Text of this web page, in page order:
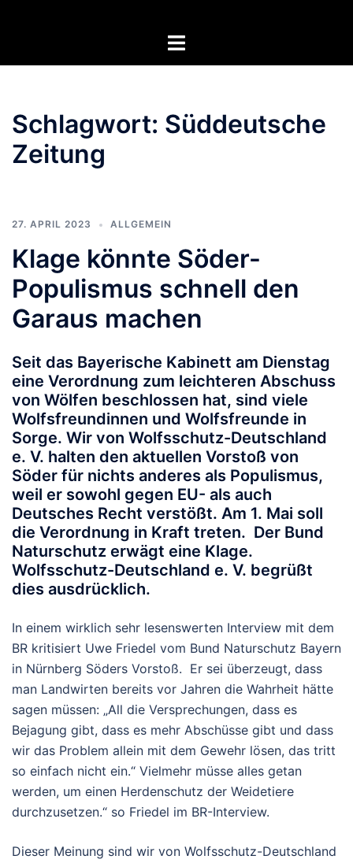
Menü
Schlagwort: Süddeutsche
Zeitung
27. APRIL 2023 ALLGEMEIN
Klage könnte Söder-
Populismus schnell den
Garaus machen
Seit das Bayerische Kabinett am Dienstag
eine Verordnung zum leichteren Abschuss
von Wölfen beschlossen hat, sind viele
Wolfsfreundinnen und Wolfsfreunde in
Sorge. Wir von Wolfsschutz-Deutschland
e. V. halten den aktuellen Vorstoß von
Söder für nichts anderes als Populismus,
weil er sowohl gegen EU- als auch
Deutsches Recht verstößt. Am 1. Mai soll
die Verordnung in Kraft treten. Der Bund
Naturschutz erwägt eine Klage.
Wolfsschutz-Deutschland e. V. begrüßt
dies ausdrücklich.
In einem wirklich sehr lesenswerten Interview mit dem
BR kritisiert Uwe Friedel vom Bund Naturschutz Bayern
in Nürnberg Söders Vorstoß. Er sei überzeugt, dass
man Landwirten bereits vor Jahren die Wahrheit hätte
sagen müssen: „All die Versprechungen, dass es
Bejagung gibt, dass es mehr Abschüsse gibt und dass
wir das Problem allein mit dem Gewehr lösen, das tritt
so einfach nicht ein.“ Vielmehr müsse alles getan
werden, um einen Herdenschutz der Weidetiere
durchzusetzen.“ so Friedel im BR-Interview.
Dieser Meinung sind wir von Wolfsschutz-Deutschland